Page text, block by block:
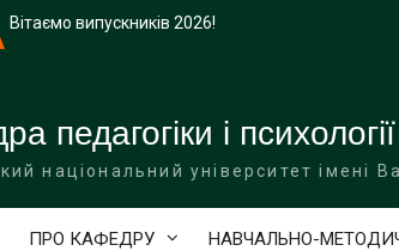
Вітаємо випускників 2026!
Гостьова лекція на тему: “Оптимізація
тренувального процесу з пауерліфтингу
у просторі Банаха на платформі
педагогіки і психології
національний університет імені
ПРО КАФЕДРУ НАВЧАЛЬНО-